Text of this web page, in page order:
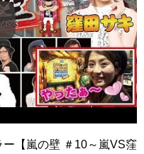
【嵐の壁 ＃10～嵐VS窪